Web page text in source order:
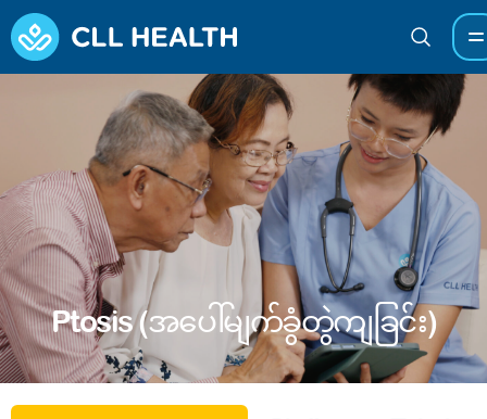
Ptosis (အပေါ်မျက်ခွံတွဲကျခြင်း)